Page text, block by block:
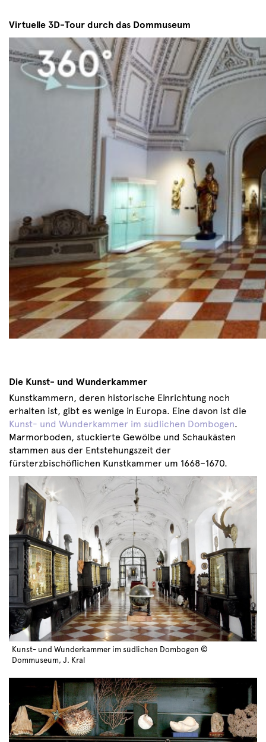
Virtuelle 3D-Tour durch das Dommuseum
Die Kunst- und Wunderkammer
Kunstkammern, deren historische Einrichtung noch
erhalten ist, gibt es wenige in Europa. Eine davon ist die
Kunst- und Wunderkammer im südlichen Dombogen.
Marmorboden, stuckierte Gewölbe und Schaukästen
stammen aus der Entstehungszeit der
fürsterzbischöflichen Kunstkammer um 1668–1670.
Kunst- und Wunderkammer im südlichen Dombogen ©
Dommuseum, J. Kral